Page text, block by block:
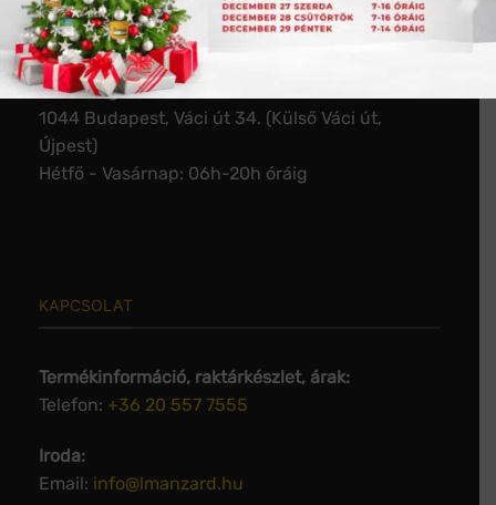
4030 Debrecen Kurucz utca 93.
Hétfő - Vasárnap: 06h-20h óráig
Önkiszolgáló üzlet 4.
1044 Budapest, Váci út 34. (Külső Váci út,
Újpest)
Hétfő - Vasárnap: 06h-20h óráig
KAPCSOLAT
Termékinformáció, raktárkészlet, árak:
Telefon: +36 20 557 7555
Iroda:
Email: info@lmanzard.hu